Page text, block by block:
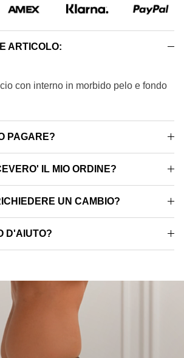
ARTICOLO:
con interno in morbido pelo e fondo
PAGARE?
IL MIO ORDINE?
UN CAMBIO?
D'AIUTO?